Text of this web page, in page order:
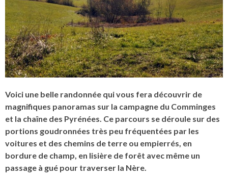
Voici une belle randonnée qui vous fera découvrir de
magnifiques panoramas sur la campagne du Comminges
et la chaîne des Pyrénées. Ce parcours se déroule sur des
portions goudronnées très peu fréquentées par les
voitures et des chemins de terre ou empierrés, en
bordure de champ, en lisière de forêt avec même un
passage à gué pour traverser la Nère.